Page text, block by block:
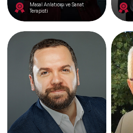
Masal Anlatıcısı ve Sanat
Terapisti